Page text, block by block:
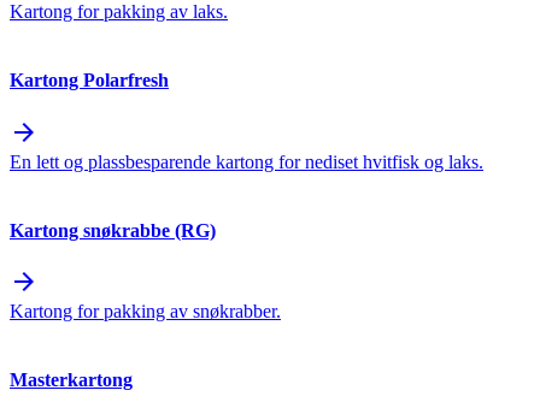
Kartong for pakking av laks.
Kartong Polarfresh
arrow_forward
En lett og plassbesparende kartong for nediset hvitfisk og laks.
Kartong snøkrabbe (RG)
arrow_forward
Kartong for pakking av snøkrabber.
Masterkartong